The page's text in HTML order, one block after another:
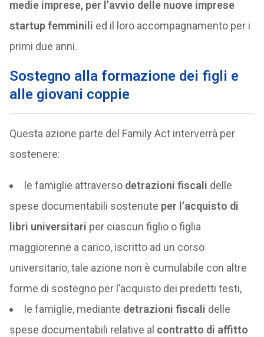
medie imprese, per l’avvio delle nuove imprese
startup femminili ed il loro accompagnamento per i
primi due anni.
Sostegno alla formazione dei figli e
alle giovani coppie
Questa azione parte del Family Act interverrà per
sostenere:
le famiglie attraverso detrazioni fiscali delle
spese documentabili sostenute per l’acquisto di
libri universitari per ciascun figlio o figlia
maggiorenne a carico, iscritto ad un corso
universitario, tale azione non è cumulabile con altre
forme di sostegno per l’acquisto dei predetti testi,
le famiglie, mediante detrazioni fiscali delle
spese documentabili relative al contratto di affitto